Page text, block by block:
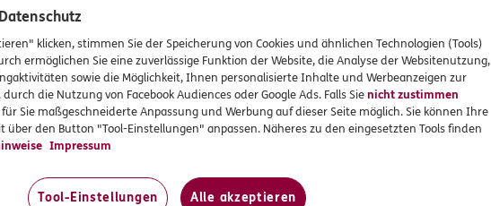
klicken, stimmen Sie der Speicherung von Cookies und ähnlichen Technologien (Tools)
ermöglichen Sie eine zuverlässige Funktion der Website, die Analyse der Websitenutzung,
sowie die Möglichkeit, Ihnen personalisierte Inhalte und Werbeanzeigen zur
die Nutzung von Facebook Audiences oder Google Ads. Falls Sienicht zustimmen
Sie maßgeschneiderte Anpassung und Werbung auf dieser Seite möglich. Sie können Ihre
über den Button "Tool-Einstellungen" anpassen. Näheres zu den eingesetzten Tools finden
Impressum
Tool-Einstellungen Alle akzeptieren